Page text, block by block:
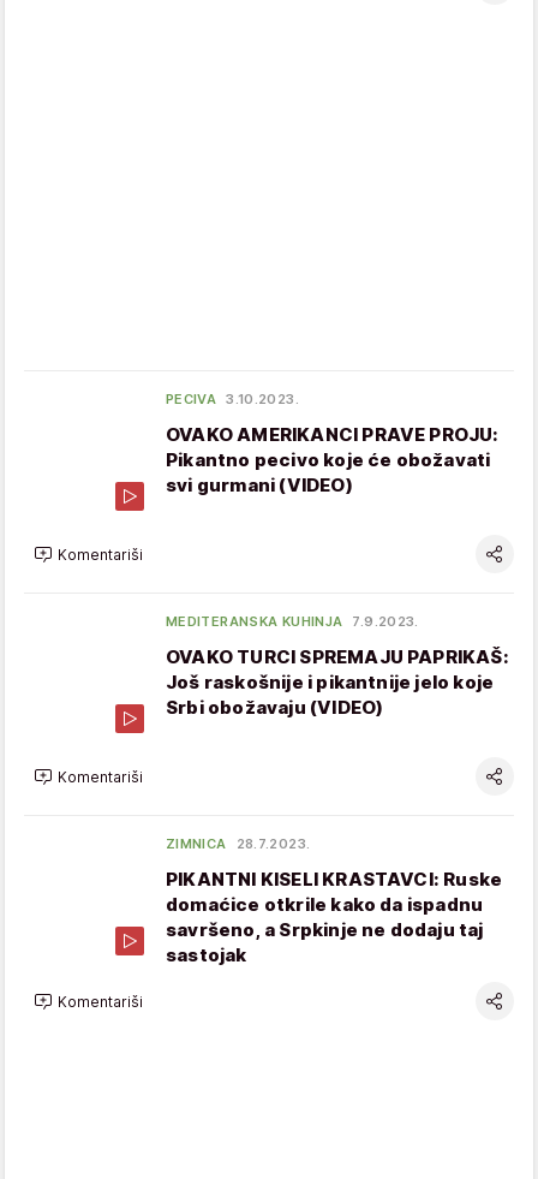
PECIVA 3.10.2023.
OVAKO AMERIKANCI PRAVE PROJU:
Pikantno pecivo koje će obožavati
svi gurmani (VIDEO)
Komentariši
MEDITERANSKA KUHINJA 7.9.2023.
OVAKO TURCI SPREMAJU PAPRIKAŠ:
Još raskošnije i pikantnije jelo koje
Srbi obožavaju (VIDEO)
Komentariši
ZIMNICA 28.7.2023.
PIKANTNI KISELI KRASTAVCI: Ruske
domaćice otkrile kako da ispadnu
savršeno, a Srpkinje ne dodaju taj
sastojak
Komentariši